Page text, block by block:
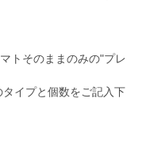
トそのままのみの"プレ
イプと個数をご記入下